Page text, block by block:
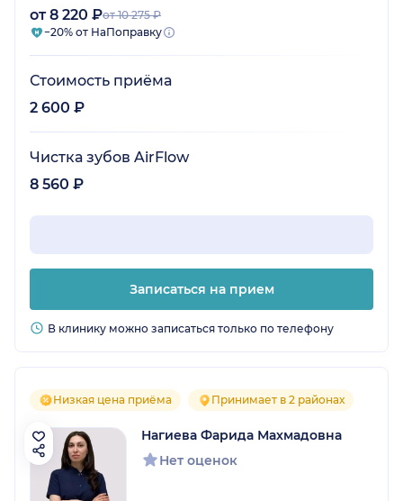
от 8 220 ₽от 10 275 ₽
−20% от НаПоправку
Стоимость приёма
2 600 ₽
Чистка зубов AirFlow
8 560 ₽
Записаться на прием
В клинику можно записаться только по телефону
Низкая цена приёма Принимает в 2 районах
Нагиева Фарида Махмадовна
Нет оценок